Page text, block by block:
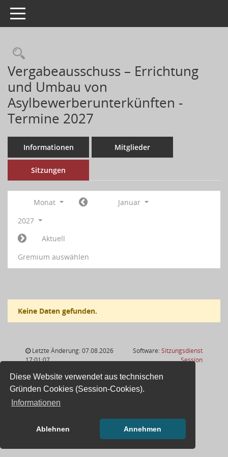
Diese Website verwendet aus technischen
Gründen Cookies (Session-Cookies).
Informationen
Ablehnen Annehmen
Toggle navigation
Vergabeausschuss – Errichtung
und Umbau von
Asylbewerberunterkünften -
Termine 2027
Informationen Mitglieder
Sitzungen
Monat
Januar
2027
Aktuell
Gremium auswählen
Keine Daten gefunden.
Letzte Änderung: 07.08.2026
17:01:07
Software:Sitzungsdienst
Session(Wird in